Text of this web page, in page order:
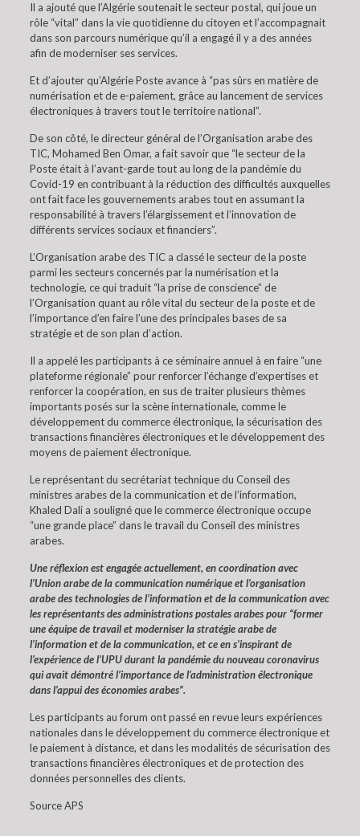
Il a ajouté que l’Algérie soutenait le secteur postal, qui joue un
rôle “vital” dans la vie quotidienne du citoyen et l’accompagnait
dans son parcours numérique qu’il a engagé il y a des années
afin de moderniser ses services.
Et d’ajouter qu’Algérie Poste avance à “pas sûrs en matière de
numérisation et de e-paiement, grâce au lancement de services
électroniques à travers tout le territoire national”.
De son côté, le directeur général de l’Organisation arabe des
TIC, Mohamed Ben Omar, a fait savoir que “le secteur de la
Poste était à l’avant-garde tout au long de la pandémie du
Covid-19 en contribuant à la réduction des difficultés auxquelles
ont fait face les gouvernements arabes tout en assumant la
responsabilité à travers l’élargissement et l’innovation de
différents services sociaux et financiers”.
L’Organisation arabe des TIC a classé le secteur de la poste
parmi les secteurs concernés par la numérisation et la
technologie, ce qui traduit “la prise de conscience” de
l’Organisation quant au rôle vital du secteur de la poste et de
l’importance d’en faire l’une des principales bases de sa
stratégie et de son plan d’action.
Il a appelé les participants à ce séminaire annuel à en faire “une
plateforme régionale” pour renforcer l’échange d’expertises et
renforcer la coopération, en sus de traiter plusieurs thèmes
importants posés sur la scène internationale, comme le
développement du commerce électronique, la sécurisation des
transactions financières électroniques et le développement des
moyens de paiement électronique.
Le représentant du secrétariat technique du Conseil des
ministres arabes de la communication et de l’information,
Khaled Dali a souligné que le commerce électronique occupe
“une grande place” dans le travail du Conseil des ministres
arabes.
Une réflexion est engagée actuellement, en coordination avec
l’Union arabe de la communication numérique et l’organisation
arabe des technologies de l’information et de la communication avec
les représentants des administrations postales arabes pour “former
une équipe de travail et moderniser la stratégie arabe de
l’information et de la communication, et ce en s’inspirant de
l’expérience de l’UPU durant la pandémie du nouveau coronavirus
qui avait démontré l’importance de l’administration électronique
dans l’appui des économies arabes”.
Les participants au forum ont passé en revue leurs expériences
nationales dans le développement du commerce électronique et
le paiement à distance, et dans les modalités de sécurisation des
transactions financières électroniques et de protection des
données personnelles des clients.
Source APS